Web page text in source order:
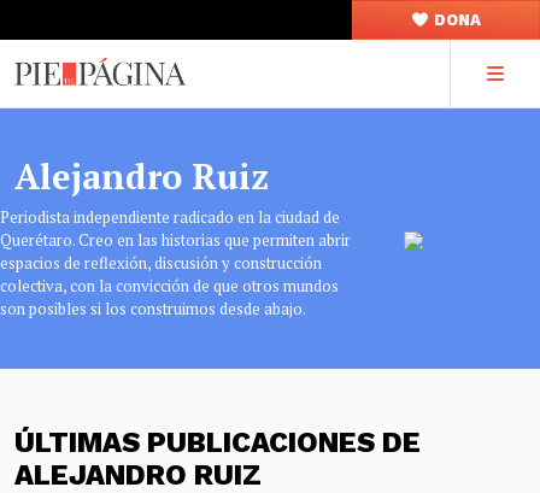
DONA
Alejandro Ruiz
Periodista independiente radicado en la ciudad de
Querétaro. Creo en las historias que permiten abrir
espacios de reflexión, discusión y construcción
colectiva, con la convicción de que otros mundos
son posibles si los construimos desde abajo.
ÚLTIMAS PUBLICACIONES DE
ALEJANDRO RUIZ